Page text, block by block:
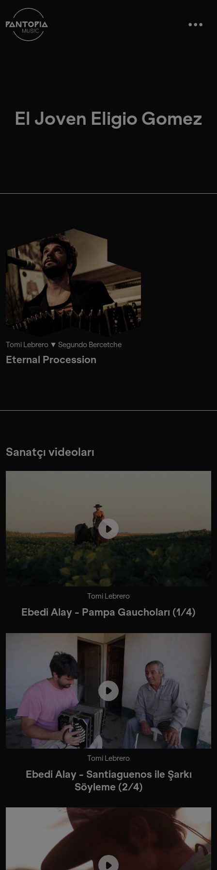
El Joven Eligio Gomez
Tomi Lebrero Segundo Bercetche
Eternal Procession
Sanatçı videoları
Tomi Lebrero
Ebedi Alay - Pampa Gauchoları (1/4)
Tomi Lebrero
Ebedi Alay - Santiaguenos ile Şarkı
Söyleme (2/4)